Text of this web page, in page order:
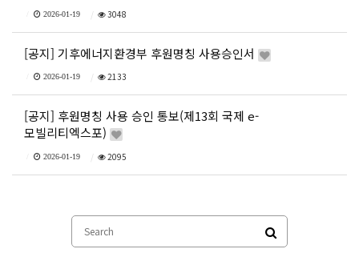
2026-01-19 3048
[공지] 기후에너지환경부 후원명칭 사용승인서
2026-01-19 2133
[공지] 후원명칭 사용 승인 통보(제13회 국제 e-
모빌리티엑스포)
2026-01-19 2095